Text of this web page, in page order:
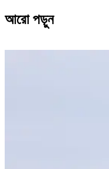
আরো পড়ুন